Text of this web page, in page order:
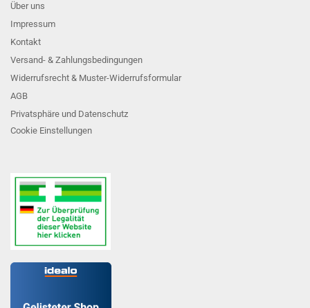
Über uns
Impressum
Kontakt
Versand- & Zahlungsbedingungen
Widerrufsrecht & Muster-Widerrufsformular
AGB
Privatsphäre und Datenschutz
Cookie Einstellungen